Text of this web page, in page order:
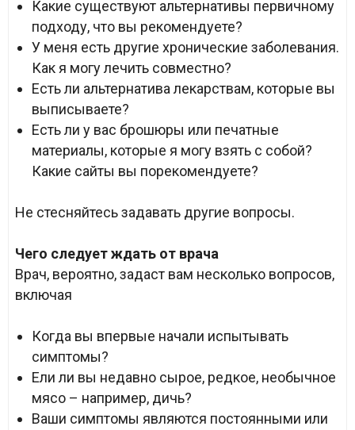
Какие существуют альтернативы первичному
подходу, что вы рекомендуете?
У меня есть другие хронические заболевания.
Как я могу лечить совместно?
Есть ли альтернатива лекарствам, которые вы
выписываете?
Есть ли у вас брошюры или печатные
материалы, которые я могу взять с собой?
Какие сайты вы порекомендуете?
Не стесняйтесь задавать другие вопросы.
Чего следует ждать от врача
Врач, вероятно, задаст вам несколько вопросов,
включая
Когда вы впервые начали испытывать
симптомы?
Ели ли вы недавно сырое, редкое, необычное
мясо – например, дичь?
Ваши симптомы являются постоянными или